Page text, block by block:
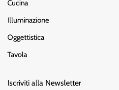
Cucina
Illuminazione
Oggettistica
Tavola
Iscriviti alla Newsletter